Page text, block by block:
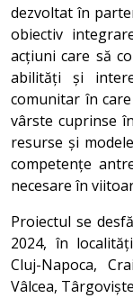
dezvoltat în
obiectiv
acțiuni care să
abilități și
comunitar în
vârste cuprinse
resurse și
competențe
necesare în
Proiectul se
2024, în
Cluj-Napoca,
Vâlcea,